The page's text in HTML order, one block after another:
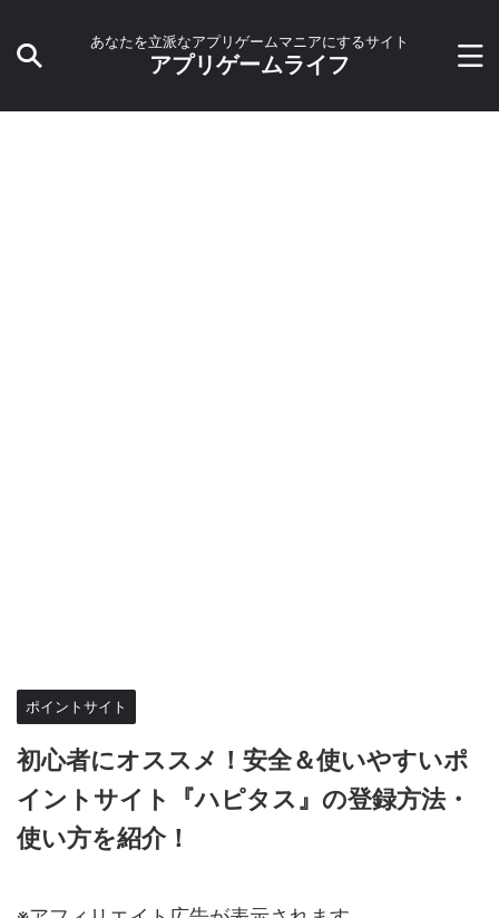
あなたを立派なアプリゲームマニアにするサイト
アプリゲームライフ
ポイントサイト
初心者にオススメ！安全＆使いやすいポ
イントサイト『ハピタス』の登録方法・
使い方を紹介！